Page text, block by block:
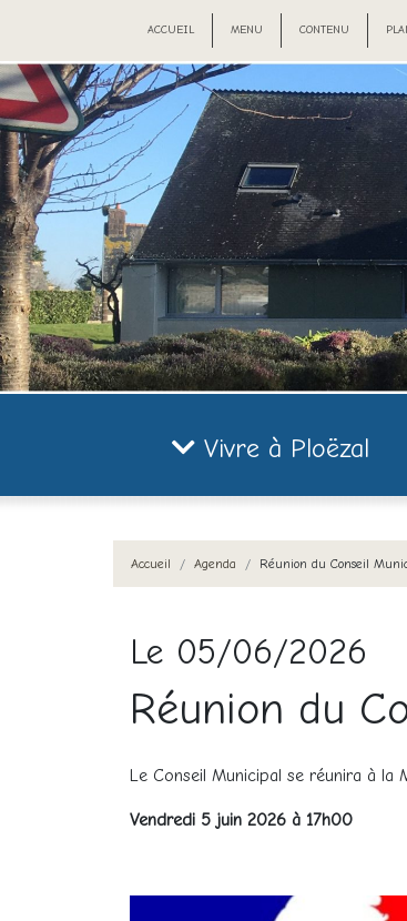
ACCUEIL MENU CONTENU
Vivre à Ploëzal
Accueil Agenda Réunion du Conseil
Le 05/06/2026
Réunion du
Le Conseil Municipal se réunira à la
Vendredi 5 juin 2026 à 17h00